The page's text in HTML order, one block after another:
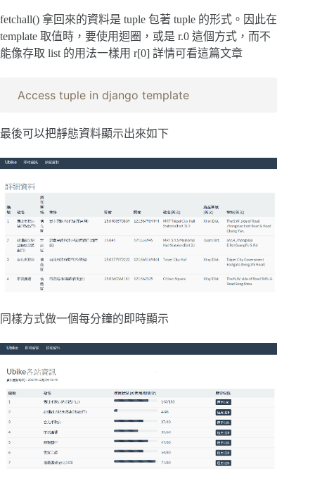
fetchall() 拿回來的資料是 tuple 包著 tuple 的形式。因此在
template 取值時，要使用迴圈，或是 r.0 這個方式，而不
能像存取 list 的用法一樣用 r[0] 詳情可看這篇文章
Access tuple in django template
最後可以把靜態資料顯示出來如下
同樣方式做一個每分鐘的即時顯示